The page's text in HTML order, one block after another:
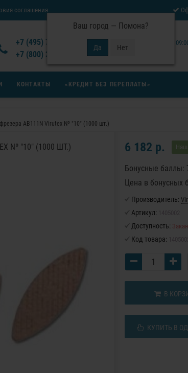
соглашения
возврата товара
Ваш город — Помона?
+7 (495) 777-14-94
+7 (800) 200-15-94
Будни:
КОНТАКТЫ «КРЕДИТ БЕЗ ПЕРЕПЛАТЫ»
AB111N Virutex Nº "10" (1000 шт.)
Nº "10" (1000 ШТ.) 6 182 р.
Бонусные баллы:
Цена в бонусных
Производитель:
Артикул:
Доступность:
Код товара:
В
КУПИТЬ В